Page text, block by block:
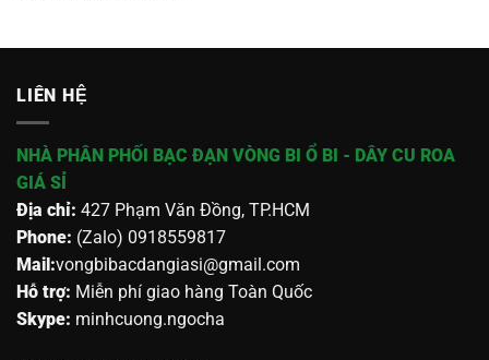
LIÊN HỆ
NHÀ PHÂN PHỐI BẠC ĐẠN VÒNG BI Ổ BI - DÂY CU ROA
GIÁ SỈ
Địa chỉ: 427 Phạm Văn Đồng, TP.HCM
Phone: (Zalo) 0918559817
Mail:vongbibacdangiasi@gmail.com
Hỗ trợ: Miễn phí giao hàng Toàn Quốc
Skype: minhcuong.ngocha